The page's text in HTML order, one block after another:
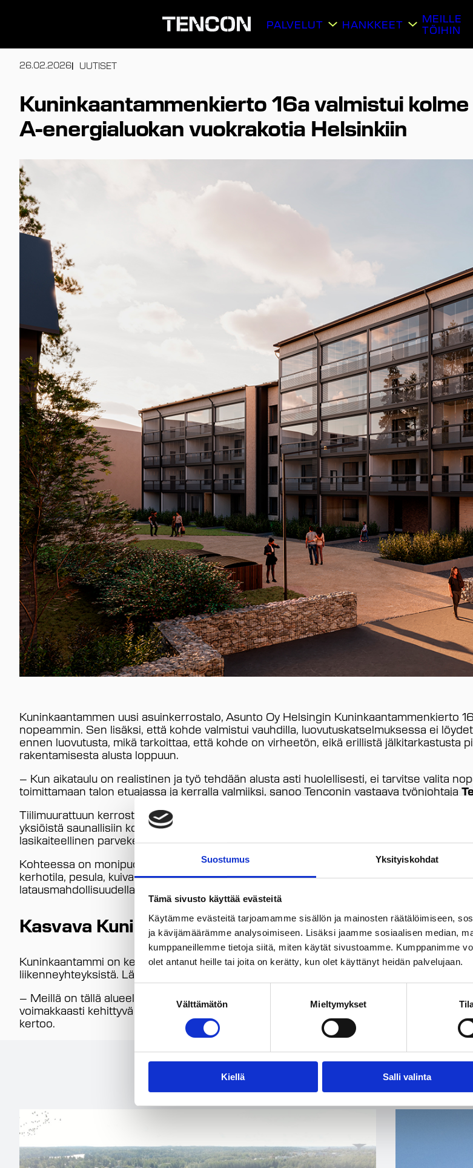
Suostumus Yksityiskohdat
Tämä sivusto käyttää evästeitä
Käytämme evästeitä tarjoamamme sisällön ja mainosten räätälöimiseen,
ja kävijämäärämme analysoimiseen. Lisäksi jaamme sosiaalisen median,
kumppaneillemme tietoja siitä, miten käytät sivustoamme. Kumppanimme
olet antanut heille tai joita on kerätty, kun olet käyttänyt heidän palvelujaan.
Välttämätön Mieltymykset
Kiellä Salli valinta
PALVELUT HANKKEET
MEILLE
TÖIHIN
26.02.2026 UUTISET
Kuninkaantammenkierto 16a valmistui
A-energialuokan vuokrakotia Helsinkiin
Kuninkaantammen uusi asuinkerrostalo, Asunto Oy Helsingin Kuninkaantammenkierto
nopeammin. Sen lisäksi, että kohde valmistui vauhdilla, luovutuskatselmuksessa ei
ennen luovutusta, mikä tarkoittaa, että kohde on virheetön, eikä erillistä jälkitarkastusta
rakentamisesta alusta loppuun.
– Kun aikataulu on realistinen ja työ tehdään alusta asti huolellisesti, ei tarvitse valita
toimittamaan talon etuajassa ja kerralla valmiiksi, sanoo Tenconin vastaava työnjohtaja
Tiilimuurattuun kerrostalokohteeseen valmistui Avain Asunnoille 59 A-energialuokan
yksiöistä saunallisiin kolmioihin. Hanke toteutettiin Tenconin tytäryhtiön Tenelin
lasikaiteellinen parveke, jossa on avattava parvekelasitus.
Kohteessa on monipuoliset yhteiset tilat: jokaisella huoneistolla on oma lämmin
kerhotila, pesula, kuivaushuone sekä saunaosasto. Kellarikerroksen autohallissa on 31
latausmahdollisuudella.
Kasvava Kuninkaantammi
Kuninkaantammi on kehittyvä asuinalue Helsingin ja Vantaan rajalla. Alue tunnetaan
liikenneyhteyksistä. Lähellä ovat mm. Vennynpuisto ja vuonna 2024 avattu
– Meillä on tällä alueella kolme kohdetta rakenteilla, joista Kuninkaantammenkierron
voimakkaasti kehittyvä asuinalue. Täällä on monipuolinen tarjonta koteja erilaisille
kertoo.
Lue myös